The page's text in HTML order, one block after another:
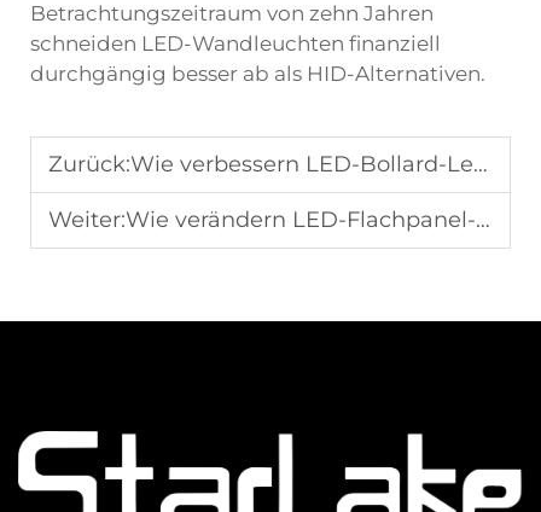
Betrachtungszeitraum von zehn Jahren
schneiden LED-Wandleuchten finanziell
durchgängig besser ab als HID-Alternativen.
Zurück:Wie verbessern LED-Bollard-Leuchten die Sicherheit und Gestaltung der Landschaft?
Weiter:Wie verändern LED-Flachpanel-Leuchten die Gestaltung moderner Bürobeleuchtung?